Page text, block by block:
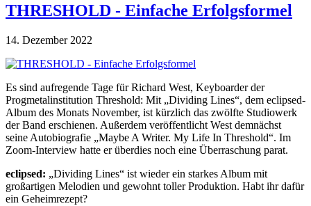
THRESHOLD - Einfache Erfolgsformel
14. Dezember 2022
Es sind aufregende Tage für Richard West, Keyboarder der
Progmetalinstitution Threshold: Mit „Dividing Lines“, dem eclipsed-
Album des Monats November, ist kürzlich das zwölfte Studiowerk
der Band erschienen. Außerdem veröffentlicht West demnächst
seine Autobiografie „Maybe A Writer. My Life In Threshold“. Im
Zoom-Interview hatte er überdies noch eine Überraschung parat.
eclipsed: „Dividing Lines“ ist wieder ein starkes Album mit
großartigen Melodien und gewohnt toller Produktion. Habt ihr dafür
ein Geheimrezept?